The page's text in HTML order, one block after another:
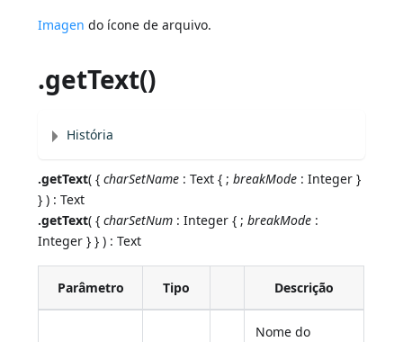
Imagen do ícone de arquivo.
.getText()
História
.getText( {charSetName : Text { ;breakMode : Integer }
} ) : Text
.getText( {charSetNum : Integer { ;breakMode :
Integer } } ) : Text
Parâmetro Tipo Descrição
Nome do